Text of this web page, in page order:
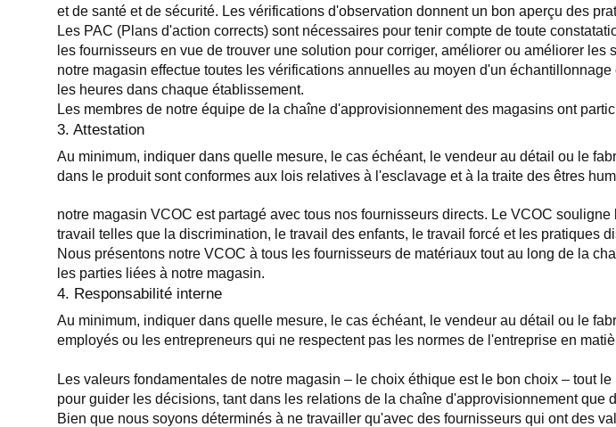
et de santé et de sécurité. Les vérifications d'observation donnent un bon aperçu des
Les PAC (Plans d'action corrects) sont nécessaires pour tenir compte de toute
les fournisseurs en vue de trouver une solution pour corriger, améliorer ou améliorer
notre magasin effectue toutes les vérifications annuelles au moyen d'un
les heures dans chaque établissement.
Les membres de notre équipe de la chaîne d'approvisionnement des magasins ont
3. Attestation
Au minimum, indiquer dans quelle mesure, le cas échéant, le vendeur au détail ou le
dans le produit sont conformes aux lois relatives à l'esclavage et à la traite des êtres
notre magasin VCOC est partagé avec tous nos fournisseurs directs. Le VCOC
travail telles que la discrimination, le travail des enfants, le travail forcé et les pratiques
Nous présentons notre VCOC à tous les fournisseurs de matériaux tout au long de la
les parties liées à notre magasin.
4. Responsabilité interne
Au minimum, indiquer dans quelle mesure, le cas échéant, le vendeur au détail ou le
employés ou les entrepreneurs qui ne respectent pas les normes de l'entreprise en
Les valeurs fondamentales de notre magasin – le choix éthique est le bon choix – tout
pour guider les décisions, tant dans les relations de la chaîne d'approvisionnement que
Bien que nous soyons déterminés à ne travailler qu'avec des fournisseurs qui ont des